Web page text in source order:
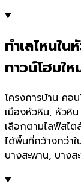
ทำเลไหนใ
ทาวน์โฮมให
โครงการบ้าน คอ
เมืองหัวหิน, หัวหิน
เลือกตามไลฟ์สไต
ได้พื้นที่กว้างกว่า
บางสะพาน, บางส